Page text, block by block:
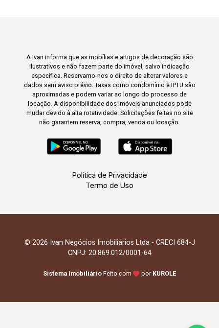
A Ivan informa que as mobílias e artigos de decoração são
ilustrativos e não fazem parte do imóvel, salvo indicação
específica. Reservamo-nos o direito de alterar valores e
dados sem aviso prévio. Taxas como condomínio e IPTU são
aproximadas e podem variar ao longo do processo de
locação. A disponibilidade dos imóveis anunciados pode
mudar devido à alta rotatividade. Solicitações feitas no site
não garantem reserva, compra, venda ou locação.
Política de Privacidade
Termo de Uso
© 2026 Ivan Negócios Imobiliários Ltda - CRECI 684-J
CNPJ: 20.869.012/0001-64
Sistema Imobiliário Feito com por KUROLE